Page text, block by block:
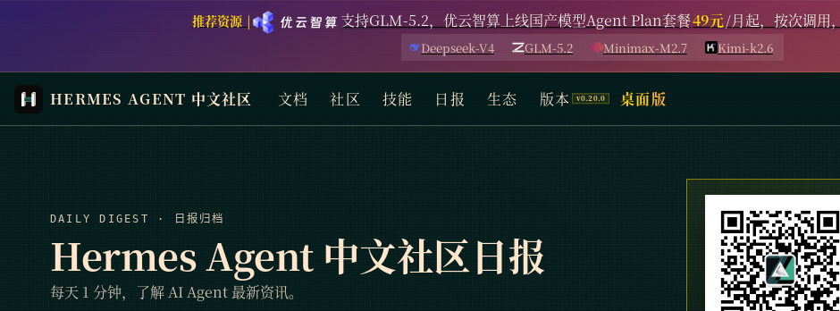
推荐资源 | 支持GLM-5.2，优云智算上线国产模型Agent Plan套餐49元/月起，按次调用
Deepseek-V4 GLM-5.2 Minimax-M2.7 Kimi-k2.6
HERMES AGENT 中文社区 文档 社区 技能 日报 生态 版本 桌面版
DAILY DIGEST · 日报归档
Hermes Agent 中文社区日报
每天 1 分钟，了解 AI Agent 最新资讯。